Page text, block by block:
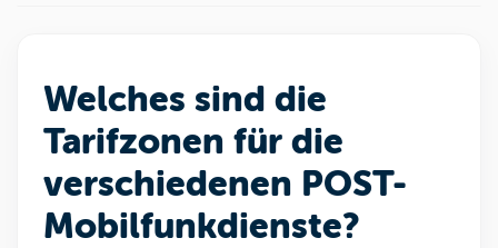
Welches sind die
Tarifzonen für die
verschiedenen POST-
Mobilfunkdienste?